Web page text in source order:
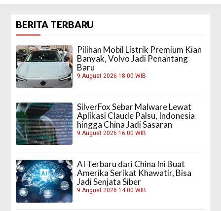
BERITA TERBARU
Pilihan Mobil Listrik Premium Kian
Banyak, Volvo Jadi Penantang
Baru
9 August 2026 18:00 WIB
SilverFox Sebar Malware Lewat
Aplikasi Claude Palsu, Indonesia
hingga China Jadi Sasaran
9 August 2026 16:00 WIB
AI Terbaru dari China Ini Buat
Amerika Serikat Khawatir, Bisa
Jadi Senjata Siber
9 August 2026 14:00 WIB